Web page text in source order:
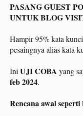
PASANG GUEST
UNTUK BLOG
Hampir 95% kata
pesaingnya alias kata
Ini UJI COBA yang
feb 2024.
Rencana awal